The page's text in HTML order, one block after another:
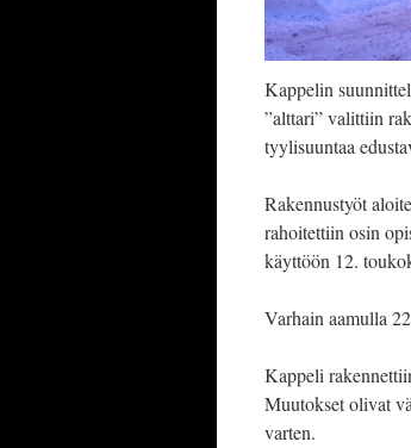
Kappelin
”alttari” valittiin
tyylisuuntaa
Rakennustyöt
rahoitettiin osin
käyttöön 12.
Varhain aamulla
Kappeli
Muutokset olivat
varten.